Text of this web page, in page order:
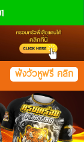
ฟังวัวหูฟรี คลิก